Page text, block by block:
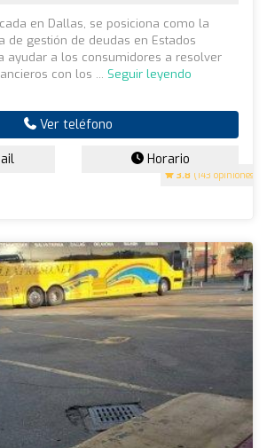
3.8 (143 opiniones)
en Dallas, se posiciona como la
de gestión de deudas en Estados
ayudar a los consumidores a resolver
con los ... Seguir leyendo
Ver teléfono
Horario